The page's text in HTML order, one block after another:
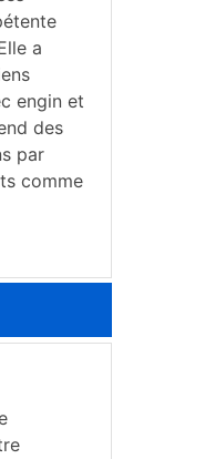
a
engin et
des
par
comme